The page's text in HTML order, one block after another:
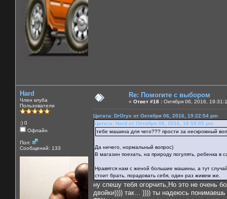
Hard
Член клуба
Пользователи
:) 0
Офлайн
Пол:
Сообщений: 133
Re: Помогите с выбором
« Ответ #18 : Октября 06, 2016,
Цитата: DrOryx от Октября 06, 2016, 19:22:54 pm
Цитата: Hard от Октября 06, 2016, 18:58:05 pm
тебе машина для чего??? прости за нескромный
Да ничего, нормальный вопрос)
В магазин поехать, на природу погулять, ребенка в
Нравятся нам с женой большие машины, а тут
стоит брать, порадовать себя, один раз живем же.
ну спешу тебя огорчить,Но это не очень
двойки)))) так... )))) ты надеюсь